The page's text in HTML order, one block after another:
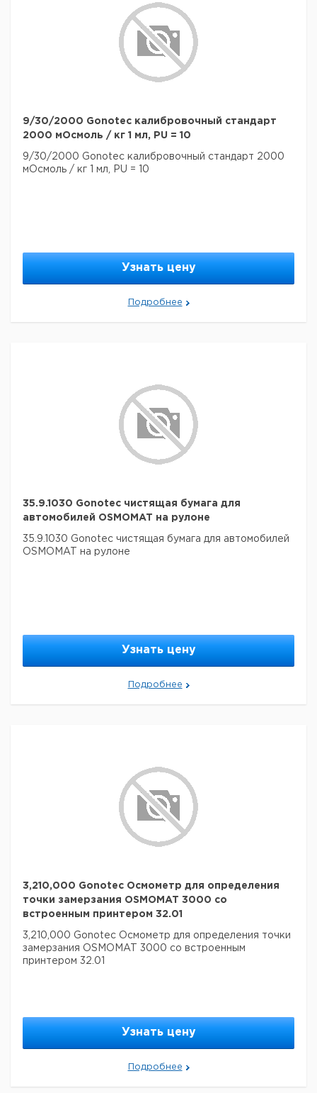
9/30/2000 Gonotec калибровочный стандарт
2000 мОсмоль / кг 1 мл, PU = 10
9/30/2000 Gonotec калибровочный стандарт 2000
мОсмоль / кг 1 мл, PU = 10
Узнать цену
Подробнее
35.9.1030 Gonotec чистящая бумага для
автомобилей OSMOMAT на рулоне
35.9.1030 Gonotec чистящая бумага для автомобилей
OSMOMAT на рулоне
Узнать цену
Подробнее
3,210,000 Gonotec Осмометр для определения
точки замерзания OSMOMAT 3000 со
встроенным принтером 32.01
3,210,000 Gonotec Осмометр для определения точки
замерзания OSMOMAT 3000 со встроенным
принтером 32.01
Узнать цену
Подробнее